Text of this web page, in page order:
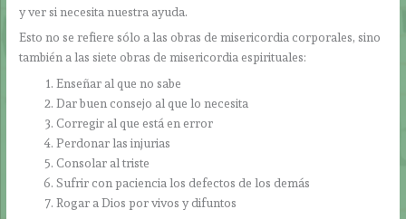
y ver si necesita nuestra ayuda.
Esto no se refiere sólo a las obras de misericordia corporales, sino
también a las siete obras de misericordia espirituales:
Enseñar al que no sabe
Dar buen consejo al que lo necesita
Corregir al que está en error
Perdonar las injurias
Consolar al triste
Sufrir con paciencia los defectos de los demás
Rogar a Dios por vivos y difuntos